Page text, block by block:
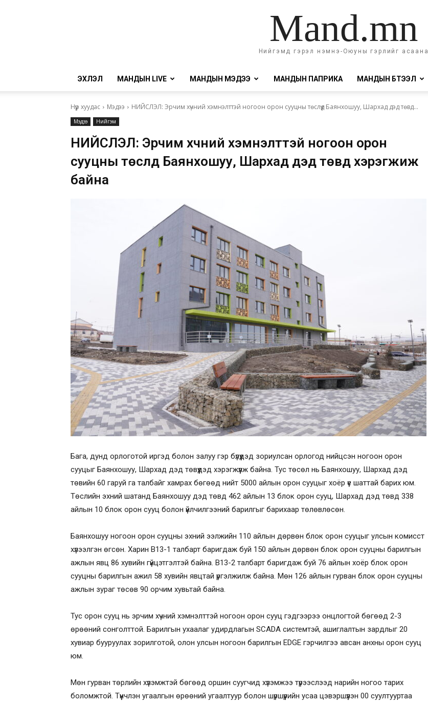
Mand.mn
Нийгэмд гэрэл нэмнэ-Оюуны гэрлийг асаана
ЭХЛЭЛ МАНДЫН LIVE МАНДЫН МЭДЭЭ МАНДЫН ПАПРИКА МАНДЫН БҮТЭЭЛ
Нүүр хуудас Мэдээ НИЙСЛЭЛ: Эрчим хүчний хэмнэлттэй ногоон орон сууцны төслүүд Баянхошуу, Шархад дэд төвд...
Мэдээ Нийгэм
НИЙСЛЭЛ: Эрчим хүчний хэмнэлттэй ногоон орон
сууцны төслүүд Баянхошуу, Шархад дэд төвд хэрэгжиж
байна
Бага, дунд орлоготой иргэд болон залуу гэр бүлүүдэд зориулсан орлогод нийцсэн ногоон орон
сууцыг Баянхошуу, Шархад дэд төвүүдэд хэрэгжүүлж байна. Тус төсөл нь Баянхошуу, Шархад дэд
төвийн 60 гаруй га талбайг хамрах бөгөөд нийт 5000 айлын орон сууцыг хоёр үе шаттай барих юм.
Төслийн эхний шатанд Баянхошуу дэд төвд 462 айлын 13 блок орон сууц, Шархад дэд төвд 338
айлын 10 блок орон сууц болон үйлчилгээний барилгыг барихаар төлөвлөсөн.
Баянхошуу ногоон орон сууцны эхний ээлжийн 110 айлын дөрвөн блок орон сууцыг улсын комисст
хүлээлгэн өгсөн. Харин B13-1 талбарт баригдаж буй 150 айлын дөрвөн блок орон сууцны барилгын
ажлын явц 86 хувийн гүйцэтгэлтэй байна. B13-2 талбарт баригдаж буй 76 айлын хоёр блок орон
сууцны барилгын ажил 58 хувийн явцтай үргэлжилж байна. Мөн 126 айлын гурван блок орон сууцны
ажлын зураг төсөв 90 орчим хувьтай байна.
Тус орон сууц нь эрчим хүчний хэмнэлттэй ногоон орон сууц гэдгээрээ онцлогтой бөгөөд 2-3
өрөөний сонголттой. Барилгын ухаалаг удирдлагын SCADA системтэй, ашиглалтын зардлыг 20
хувиар бууруулах зорилготой, олон улсын ногоон барилгын EDGE гэрчилгээ авсан анхны орон сууц
юм.
Мөн гурван төрлийн хүлэмжтэй бөгөөд оршин суугчид хүлэмжээ түрээслээд нарийн ногоо тарих
боломжтой. Түүнчлэн угаалгын өрөөний угаалтуур болон шүршүүрийн усаа цэвэршүүлэн 00 суултууртаа